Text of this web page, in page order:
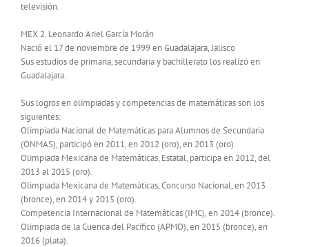
televisión.
MEX 2. Leonardo Ariel García Morán
Nació el 17 de noviembre de 1999 en Guadalajara, Jalisco
Sus estudios de primaria, secundaria y bachillerato los realizó en
Guadalajara.
Sus logros en olimpiadas y competencias de matemáticas son los
siguientes:
Olimpiada Nacional de Matemáticas para Alumnos de Secundaria
(ONMAS), participó en 2011, en 2012 (oro), en 2013 (oro).
Olimpiada Mexicana de Matemáticas, Estatal, participa en 2012, del
2013 al 2015 (oro).
Olimpiada Mexicana de Matemáticas, Concurso Nacional, en 2013
(bronce), en 2014 y 2015 (oro).
Competencia Internacional de Matemáticas (IMC), en 2014 (bronce).
Olimpiada de la Cuenca del Pacífico (APMO), en 2015 (bronce), en
2016 (plata).